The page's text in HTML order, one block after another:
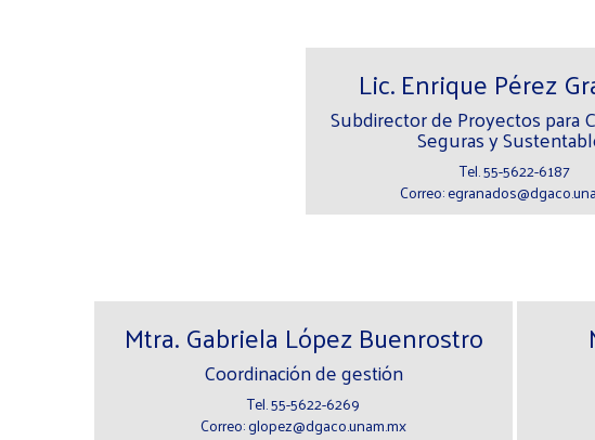
Lic. Enrique Pérez
Subdirector de Proyectos para
Seguras y
Tel. 55-5622-6187
Correo:
Mtra. Gabriela López Buenrostro
Coordinación de gestión
Tel. 55-5622-6269
Correo: glopez@dgaco.unam.mx